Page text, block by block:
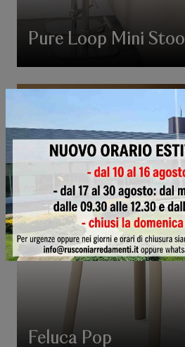
Pure Loop Mini Stool
Feluca Pop